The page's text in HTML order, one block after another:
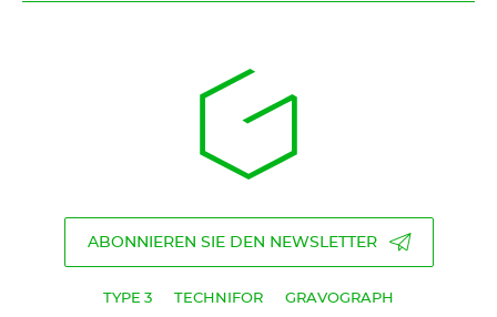
ABONNIEREN SIE DEN NEWSLETTER
TYPE 3 TECHNIFOR GRAVOGRAPH